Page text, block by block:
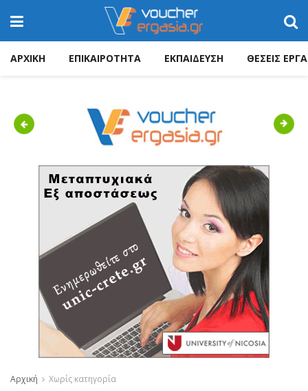
ΑΡΧΙΚΗ ΕΠΙΚΑΙΡΟΤΗΤΑ ΕΚΠΑΙΔΕΥΣΗ ΘΕΣΕΙΣ
Previous Next
Αρχική Χωρίς κατηγορία